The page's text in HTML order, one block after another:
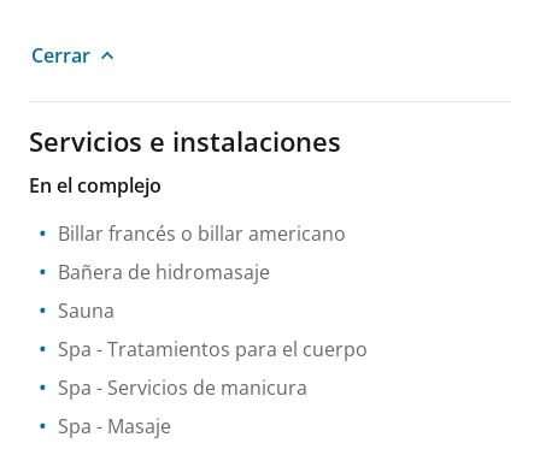
Cerrar
Servicios e instalaciones
En el complejo
Billar francés o billar americano
Bañera de hidromasaje
Sauna
Spa - Tratamientos para el cuerpo
Spa - Servicios de manicura
Spa - Masaje